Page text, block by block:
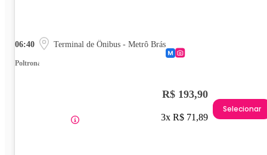
06:40 Terminal de Ônibus - Metrô Brás
Poltrona
R$ 193,90
3x R$ 71,89
Selecionar